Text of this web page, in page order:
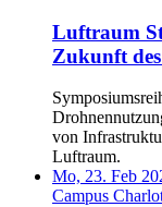
Luftraum
Zukunft
von
Luftraum.
Mo, 23. Feb
Campus